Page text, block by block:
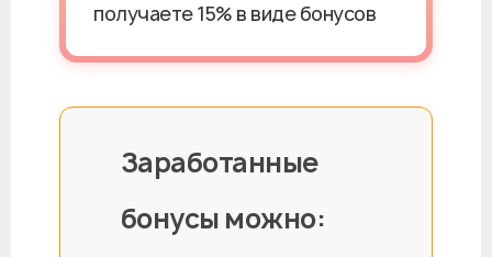
получаете 15% в виде бонусов
Заработанные
бонусы можно: